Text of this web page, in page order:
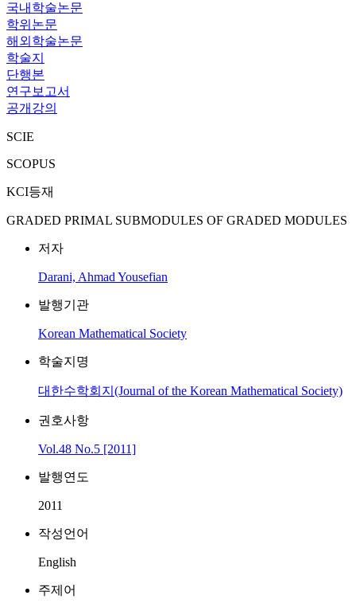
국내학술논문
학위논문
해외학술논문
학술지
단행본
연구보고서
공개강의
SCIE
SCOPUS
KCI등재
GRADED PRIMAL SUBMODULES OF GRADED MODULES
저자
Darani, Ahmad Yousefian
발행기관
Korean Mathematical Society
학술지명
대한수학회지(Journal of the Korean Mathematical Society)
권호사항
Vol.48 No.5 [2011]
발행연도
2011
작성언어
English
주제어